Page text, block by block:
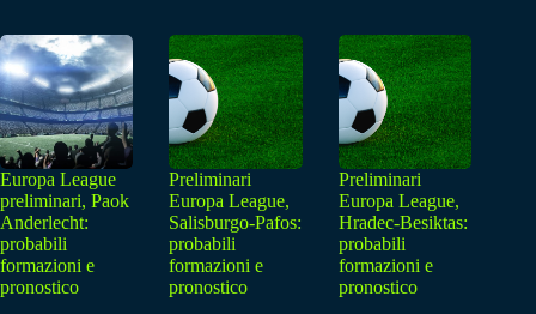
Europa League
preliminari, Paok
Anderlecht:
probabili
formazioni e
pronostico
Preliminari
Europa League,
Salisburgo-Pafos:
probabili
formazioni e
pronostico
Preliminari
Europa League,
Hradec-Besiktas:
probabili
formazioni e
pronostico